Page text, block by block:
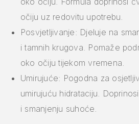
očiju uz redovitu upotrebu.
Posvjetljivanje: Djeluje na
i tamnih krugova. Pomaže
oko očiju tijekom vremena.
Umirujuće: Pogodna za
umirujuću hidrataciju.
i smanjenju suhoće.